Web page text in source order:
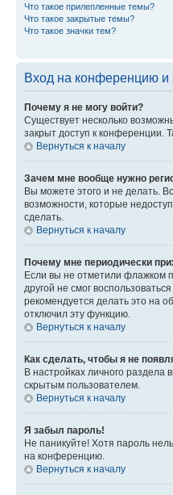
Что такое прилепленные темы?
Что такое закрытые темы?
Что такое значки тем?
Вход на конференцию и
Почему я не могу войти?
Существует несколько
закрыт доступ к конференции.
Вернуться к началу
Зачем мне вообще нужно
Вы можете этого и не делать.
возможности, которые
сделать.
Вернуться к началу
Почему мне периодически
Если вы не отметили флажком
другой не смог
рекомендуется делать это на
отключил эту функцию.
Вернуться к началу
Как сделать, чтобы я не
В настройках личного раздела
скрытым пользователем.
Вернуться к началу
Я забыл пароль!
Не паникуйте! Хотя пароль
на конференцию.
Вернуться к началу